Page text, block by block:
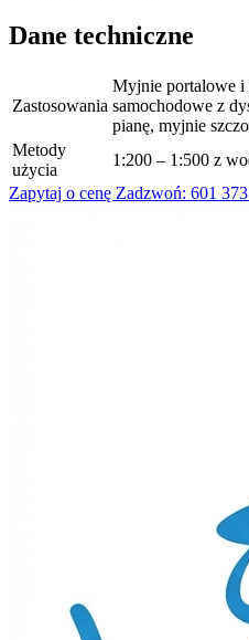
Dane techniczne
Zastosowania
Myjnie portalowe i
samochodowe z
pianę, myjnie
Metody
użycia
1:200 – 1:500 z
Zapytaj o cenę Zadzwoń: 601